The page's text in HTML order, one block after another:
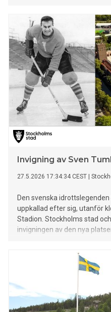
Invigning av Sven
27.5.2026 17:34:34 CEST
Den svenska
uppkallad efter sig, utanför
Stadion. Stockholms stad
invigningen av den nya